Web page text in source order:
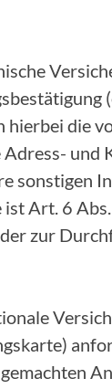
die
und
sonstigen
ist Art. 6
zur